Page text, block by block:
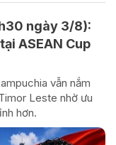
ngày 3/8):
ASEAN Cup
vẫn nắm
Leste nhờ ưu
hơn.